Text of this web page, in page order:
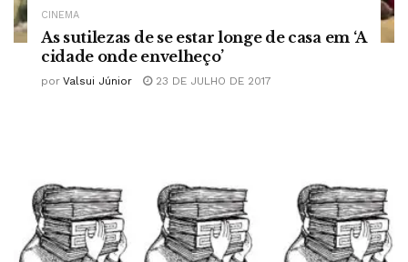
CINEMA
As sutilezas de se estar longe de casa em ‘A
cidade onde envelheço’
por Valsui Júnior 23 DE JULHO DE 2017